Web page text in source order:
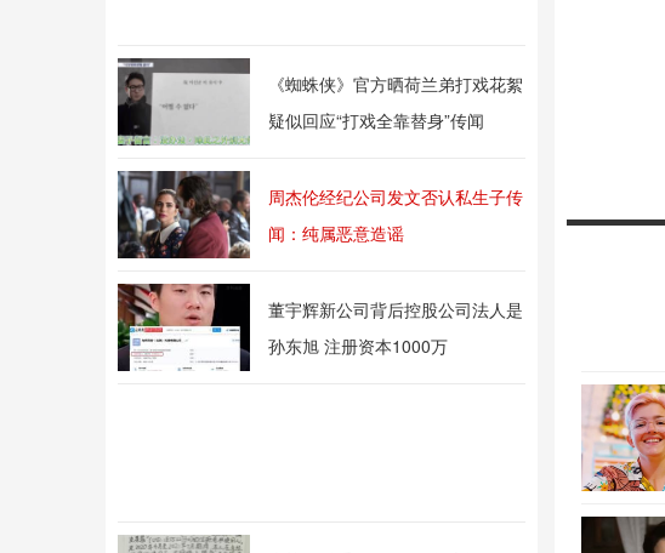
《蜘蛛侠》官方晒荷兰弟打戏花絮
疑似回应“打戏全靠替身”传闻
周杰伦经纪公司发文否认私生子传
闻：纯属恶意造谣
董宇辉新公司背后控股公司法人是
孙东旭 注册资本1000万